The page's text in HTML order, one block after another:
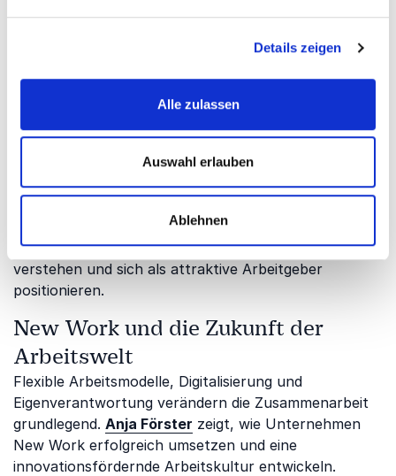
Details zeigen
Alle zulassen
Auswahl erlauben
Ablehnen
eine moderne Personalstrategie entwickeln,
Recruiting und
Arbeitgeberattraktivität
Der Wettbewerb um qualifizierte Fachkräfte
Dr. Steffi Burkhart
Unternehmen die Erwartungen neuer Generationen
verstehen und sich als attraktive Arbeitgeber
positionieren.
New Work und die Zukunft der
Arbeitswelt
Flexible Arbeitsmodelle, Digitalisierung und
Eigenverantwortung verändern die Zusammenarbeit
grundlegend. Anja Förster zeigt, wie Unternehmen
New Work erfolgreich umsetzen und eine
innovationsfördernde Arbeitskultur entwickeln.